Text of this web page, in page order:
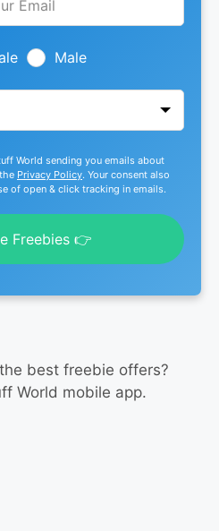
Male
World sending you emails about
Privacy Policy. Your consent also
of open & click tracking in emails.
Freebies 👉
best freebie offers?
World mobile app.